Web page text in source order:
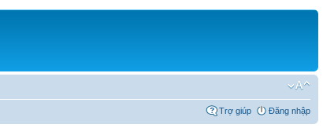
Trợ giúp Đăng nhập